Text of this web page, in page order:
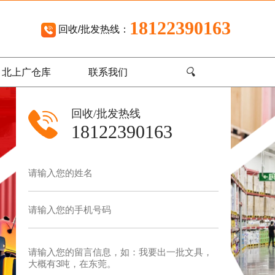
回收/批发热线： 18122390163
北上广仓库 联系我们 🔍
回收/批发热线
18122390163